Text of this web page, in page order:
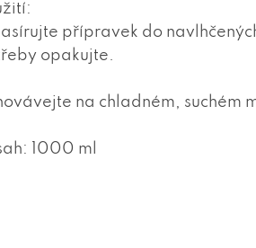
přípravek do
opakujte.
na chladném, suchém
1000 ml